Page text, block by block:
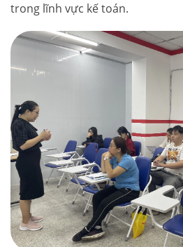
trong lĩnh vực kế toán.